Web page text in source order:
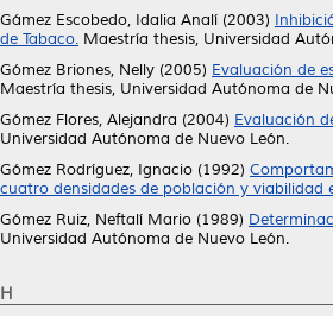
Gámez Escobedo, Idalia Analí (2003)
de Tabaco. Maestría thesis, Universidad
Gómez Briones, Nelly (2005) Evaluación de
Maestría thesis, Universidad Autónoma de
Gómez Flores, Alejandra (2004) Evaluación
Universidad Autónoma de Nuevo León.
Gómez Rodríguez, Ignacio (1992)
cuatro densidades de población y viabilidad
Gómez Ruiz, Neftalí Mario (1989)
Universidad Autónoma de Nuevo León.
H